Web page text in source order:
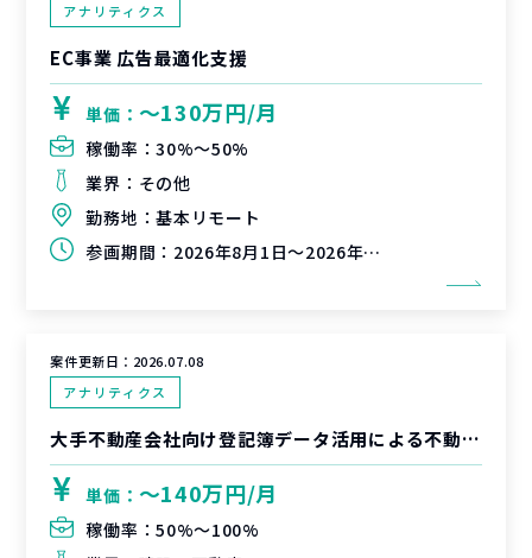
アナリティクス
EC事業 広告最適化支援
単価： 〜130万円/月
稼働率：30%〜50%
業界： その他
勤務地：基本リモート
参画期間： 2026年8月1日～2026年9月30日
案件更新日： 2026.07.08
アナリティクス
大手不動産会社向け登記簿データ活用による不動産営業高度化に関するデータサイエンティスト支援
単価： 〜140万円/月
稼働率：50%〜100%